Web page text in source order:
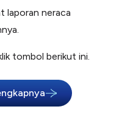
laporan neraca
tombol berikut ini.